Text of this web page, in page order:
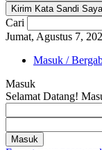
Cari
Jumat, Agustus 7,
Masuk /
Masuk
Selamat Datang!